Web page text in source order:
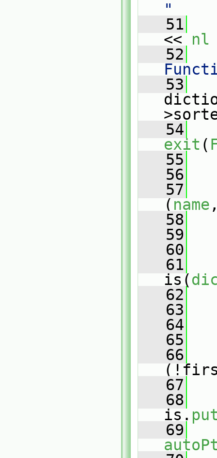
"
   51
<< nl
   52
   53
   54
exit (
   55
   56
   57
( name
   58
   59
   60
   61
is(
   62
   63
   64
   65
   66
   67
   68
is.
   69